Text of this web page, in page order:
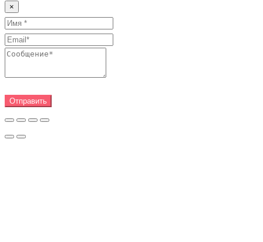
×
Отправить